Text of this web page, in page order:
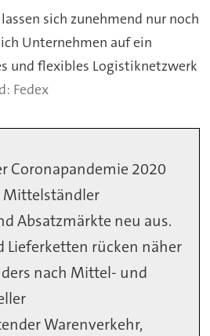
sich zunehmend nur noch
Unternehmen auf ein
und flexibles Logistiknetzwerk
Fedex
Coronapandemie 2020
Mittelständler
Absatzmärkte neu aus.
Lieferketten rücken näher
nach Mittel- und
Warenverkehr,